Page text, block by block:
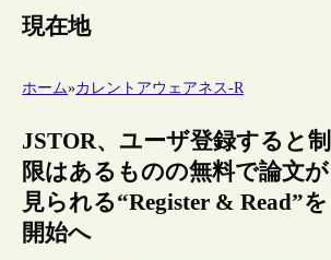
現在地
ホーム»カレントアウェアネス-R
JSTOR、ユーザ登録すると制
限はあるものの無料で論文が
見られる“Register & Read”を
開始へ